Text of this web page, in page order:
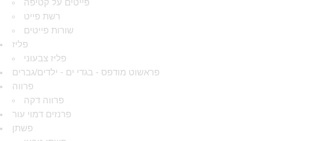
פייטים על קטיפה
רשת פייט
שורות פייטים
פליז
פליז צבעוני
פראשוט מודפס - בגדי ים - ילדים/גברים
פרווה
פרווה דקה
פרנזים דמוי עור
פשתן